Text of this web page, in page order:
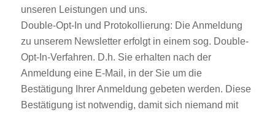
unseren Leistungen und uns.
Double-Opt-In und Protokollierung: Die Anmeldung
zu unserem Newsletter erfolgt in einem sog. Double-
Opt-In-Verfahren. D.h. Sie erhalten nach der
Anmeldung eine E-Mail, in der Sie um die
Bestätigung Ihrer Anmeldung gebeten werden. Diese
Bestätigung ist notwendig, damit sich niemand mit